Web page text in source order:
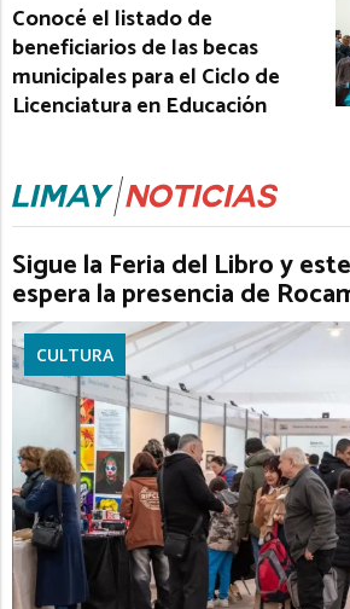
Conocé el listado de
beneficiarios de las becas
municipales para el Ciclo de
Licenciatura en Educación
Sigue la Feria del Libro y
espera la presencia de
CULTURA